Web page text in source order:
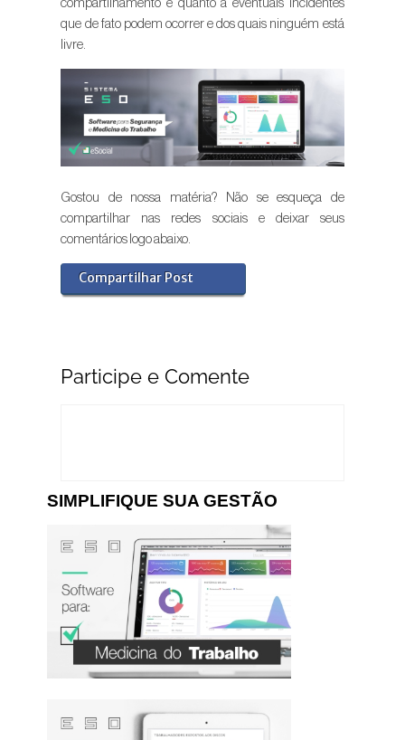
compartilhamento é quanto a eventuais incidentes
que de fato podem ocorrer e dos quais ninguém está
livre.
Gostou de nossa matéria? Não se esqueça de
compartilhar nas redes sociais e deixar seus
comentários logo abaixo.
Compartilhar Post
Participe e Comente
SIMPLIFIQUE SUA GESTÃO